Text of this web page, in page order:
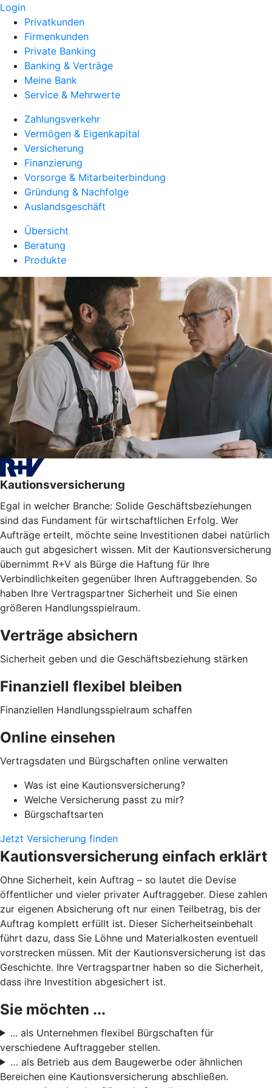
Login
Privatkunden
Firmenkunden
Private Banking
Banking & Verträge
Meine Bank
Service & Mehrwerte
Zahlungsverkehr
Vermögen & Eigenkapital
Versicherung
Finanzierung
Vorsorge & Mitarbeiterbindung
Gründung & Nachfolge
Auslandsgeschäft
Übersicht
Beratung
Produkte
Kautionsversicherung
Egal in welcher Branche: Solide Geschäftsbeziehungen
sind das Fundament für wirtschaftlichen Erfolg. Wer
Aufträge erteilt, möchte seine Investitionen dabei natürlich
auch gut abgesichert wissen. Mit der Kautionsversicherung
übernimmt R+V als Bürge die Haftung für Ihre
Verbindlichkeiten gegenüber Ihren Auftraggebenden. So
haben Ihre Vertragspartner Sicherheit und Sie einen
größeren Handlungsspielraum.
Verträge absichern
Sicherheit geben und die Geschäftsbeziehung stärken
Finanziell flexibel bleiben
Finanziellen Handlungsspielraum schaffen
Online einsehen
Vertragsdaten und Bürgschaften online verwalten
Was ist eine Kautionsversicherung?
Welche Versicherung passt zu mir?
Bürgschaftsarten
Jetzt Versicherung finden
Kautionsversicherung einfach erklärt
Ohne Sicherheit, kein Auftrag – so lautet die Devise
öffentlicher und vieler privater Auftraggeber. Diese zahlen
zur eigenen Absicherung oft nur einen Teilbetrag, bis der
Auftrag komplett erfüllt ist. Dieser Sicherheitseinbehalt
führt dazu, dass Sie Löhne und Materialkosten eventuell
vorstrecken müssen. Mit der Kautionsversicherung ist das
Geschichte. Ihre Vertragspartner haben so die Sicherheit,
dass ihre Investition abgesichert ist.
Sie möchten ...
... als Unternehmen flexibel Bürgschaften für
verschiedene Auftraggeber stellen.
… als Betrieb aus dem Baugewerbe oder ähnlichen
Bereichen eine Kautionsversicherung abschließen.